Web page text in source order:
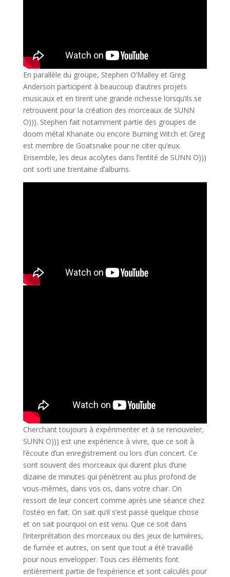
En parallèle du groupe, Stephen O’Malley et Greg
Anderson participent à beaucoup d’autres projets
musicaux et en tirent une grande richesse lorsqu’ils se
retrouvent pour la création des morceaux de SUNN
O))). Stephen fait notamment partie des groupes de
doom métal Khanate ou encore Burning Witch et Greg
est membre de Goatsnake pour ne citer qu’eux.
Ensemble, les deux acolytes dans l’entité de SUNN O)))
ont sorti une trentaine d’albums.
Cherchant toujours à expérimenter et à se renouveler,
SUNN O))) est une expérience à vivre, que ce soit à
l’écoute d’un enregistrement ou lors d’un concert. Ce
sont souvent des morceaux qui durent plus d’une
dizaine de minutes qui pénètrent au plus profond de
vous-mêmes, dans vos os, dans votre chair. On
ressort de leur concert comme après une séance chez
l’ostéo en fait. On sait qu’il s’est passé quelque chose
et on sait pourquoi on est venu. Que ce soit dans
l’interprétation des morceaux ou des jeux de lumières,
de fumée et autres, on sent que tout a été travaillé
pour nous envelopper. Tous ces éléments font
entièrement partie de l’expérience et sont calculés pour